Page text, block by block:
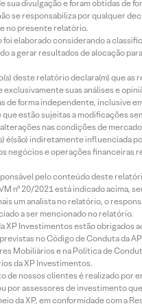
sua divulgação e foram obtidas de
se responsabiliza por qualquer
no presente relatório.
elaborado considerando a
a gerar resultados de alocação
deste relatório declara(m) que as
exclusivamente suas análises e
de forma independente, inclusive
estão sujeitas a modificações
nas condições de
é(são) indiretamente influenciada
negócios e operações financeiras
pelo conteúdo deste
nº 20/2021 está indicado acima,
um analista no relatório, o
a ser mencionado no relatório.
XP Investimentos estão obrigados
no Código de Conduta da
Mobiliários e na Política de
da XP Investimentos.
de nossos clientes é realizado por
por assessores de investimento
da XP, em conformidade com a